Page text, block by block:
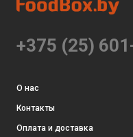
+375 (25)
О нас
Контакты
Оплата и доставка